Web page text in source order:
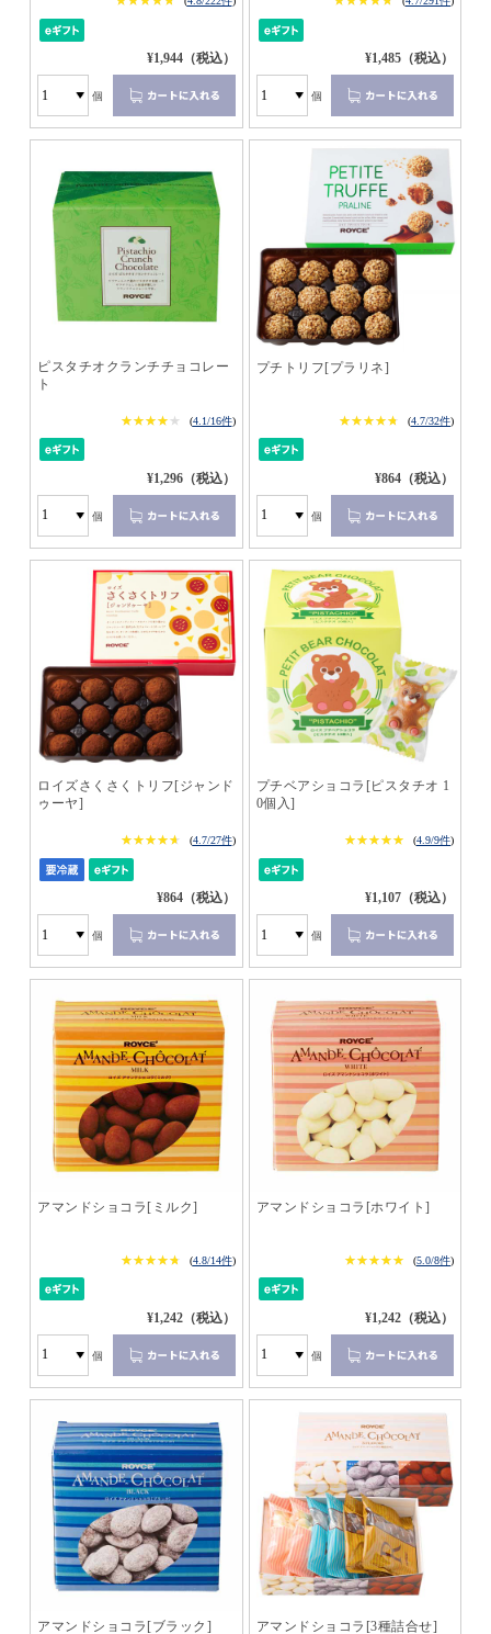
¥1,944（税込）
個
¥1,485（税込）
個
ピスタチオクランチチョコレー
ト
★★★★★
★★★★★ (4.1/16件)
¥1,296（税込）
個
プチトリフ[プラリネ]
★★★★★
★★★★★ (4.7/32件)
¥864（税込）
個
ロイズさくさくトリフ[ジャンド
ゥーヤ]
★★★★★
★★★★★ (4.7/27件)
¥864（税込）
個
プチベアショコラ[ピスタチオ 1
0個入]
★★★★★
★★★★★ (4.9/9件)
¥1,107（税込）
個
アマンドショコラ[ミルク]
★★★★★
★★★★★ (4.8/14件)
¥1,242（税込）
個
アマンドショコラ[ホワイト]
★★★★★
★★★★★ (5.0/8件)
¥1,242（税込）
個
アマンドショコラ[ブラック] アマンドショコラ[3種詰合せ]